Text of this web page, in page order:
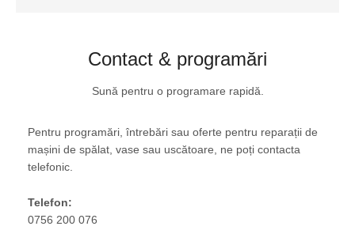
Contact & programări
Sună pentru o programare rapidă.
Pentru programări, întrebări sau oferte pentru reparații de
mașini de spălat, vase sau uscătoare, ne poți contacta
telefonic.
Telefon:
0756 200 076